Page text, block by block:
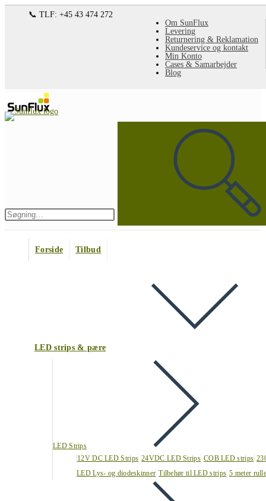
Om SunFlux
Levering
Returnering & Reklamation
Kundeservice og kontakt
Min Konto
Cases & Samarbejder
Blog
📞 TLF: +45 43 474 272
Forside
Tilbud
LED strips & pære
LED Strips
12V DC LED Strips 24VDC LED Strips COB LED strips
LED Lys- og diodeskinner Tilbehør til LED strips 5 meter